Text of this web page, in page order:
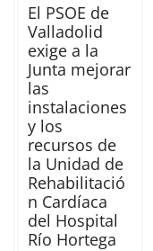
El PSOE de
Valladolid
exige a la
Junta mejorar
las
instalaciones
y los
recursos de
la Unidad de
Rehabilitació
n Cardíaca
del Hospital
Río Hortega